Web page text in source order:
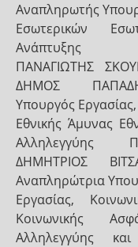
Αναπληρωτής
Εσωτερικών
Ανάπτυξης
ΠΑΝΑΓΙΩΤΗΣ
ΔΗΜΟΣ
Υπουργός
Εθνικής Άμυνας
Αλληλεγγύης
ΔΗΜΗΤΡΙΟΣ
Αναπληρώτρια
Εργασίας,
Κοινωνικής
Αλληλεγγύης